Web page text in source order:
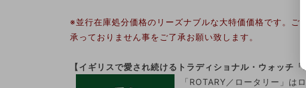
※並行在庫処分価格のリーズナブルな大特価価格です。ご
承っておりません事をご了承お願い致します。
【イギリスで愛され続けるトラディショナル・ウォッチ「
「ROTARY／ロータリー」は